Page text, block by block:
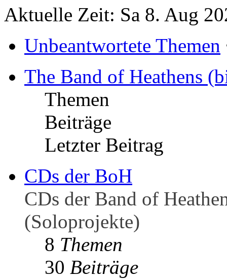
Aktuelle Zeit: Sa 8. Aug
Unbeantwortete Themen
The Band of Heathens
Themen
Beiträge
Letzter Beitrag
CDs der BoH
CDs der Band of
(Soloprojekte)
8 Themen
30 Beiträge